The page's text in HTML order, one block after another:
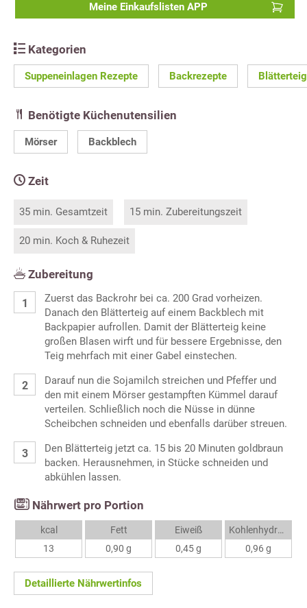
Meine Einkaufslisten APP
Kategorien
Suppeneinlagen Rezepte Backrezepte
Benötigte Küchenutensilien
Mörser Backblech
Zeit
35 min. Gesamtzeit 15 min. Zubereitungszeit
20 min. Koch & Ruhezeit
Zubereitung
Zuerst das Backrohr bei ca. 200 Grad vorheizen.
Danach den Blätterteig auf einem Backblech mit
Backpapier aufrollen. Damit der Blätterteig keine
großen Blasen wirft und für bessere Ergebnisse, den
Teig mehrfach mit einer Gabel einstechen.
Darauf nun die Sojamilch streichen und Pfeffer und
den mit einem Mörser gestampften Kümmel darauf
verteilen. Schließlich noch die Nüsse in dünne
Scheibchen schneiden und ebenfalls darüber streuen.
Den Blätterteig jetzt ca. 15 bis 20 Minuten goldbraun
backen. Herausnehmen, in Stücke schneiden und
abkühlen lassen.
Nährwert pro Portion
kcal
13
Fett
0,90 g
Eiweiß
0,45 g
Kohlenhydrate
0,96 g
Detaillierte Nährwertinfos